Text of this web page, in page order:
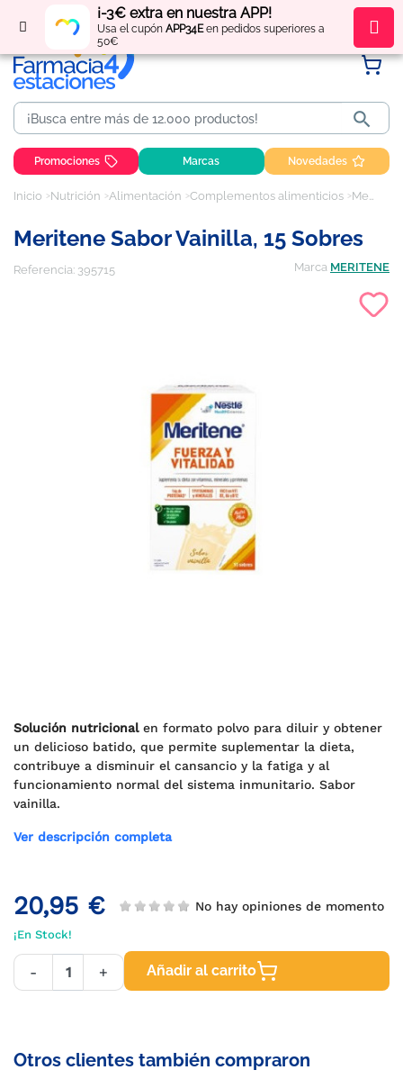
¡-3€ extra en nuestra APP!
Usa el cupón APP34Een pedidos superiores a
50€
Regístratey obténpuntos por tus compras

Promociones Marcas Novedades
Inicio Nutrición Alimentación Complementos alimenticios Meritene Sabor Vainilla, 15 sobres
Meritene Sabor Vainilla, 15 Sobres
Referencia: 395715 Marca MERITENE
Solución nutricionalen formato polvo para diluir y obtener
un delicioso batido, que permite suplementar la dieta,
contribuye a disminuir el cansancio y la fatiga y al
funcionamiento normal del sistema inmunitario. Sabor
vainilla.
Ver descripción completa
20,95 € No hay opiniones de momento
¡En Stock!
- + Añadir al carrito
Otros clientes también compraron